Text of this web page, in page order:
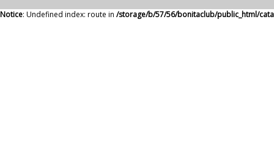
Notice: Undefined index: route in /storage/b/57/56/bonitaclub/public_html/